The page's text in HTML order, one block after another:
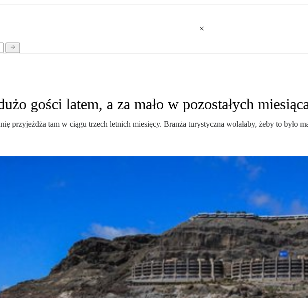
gości latem, a za mało w pozostałych
przyjeżdża tam w ciągu trzech letnich miesięcy. Branża turystyczna wolałaby, żeby to było